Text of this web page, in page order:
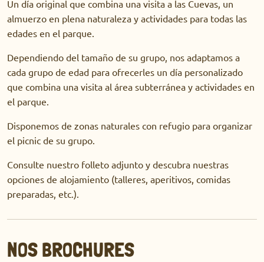
Un día original que combina una visita a las Cuevas, un
almuerzo en plena naturaleza y actividades para todas las
edades en el parque.
Dependiendo del tamaño de su grupo, nos adaptamos a
cada grupo de edad para ofrecerles un día personalizado
que combina una visita al área subterránea y actividades en
el parque.
Disponemos de zonas naturales con refugio para organizar
el picnic de su grupo.
Consulte nuestro folleto adjunto y descubra nuestras
opciones de alojamiento (talleres, aperitivos, comidas
preparadas, etc.).
NOS BROCHURES